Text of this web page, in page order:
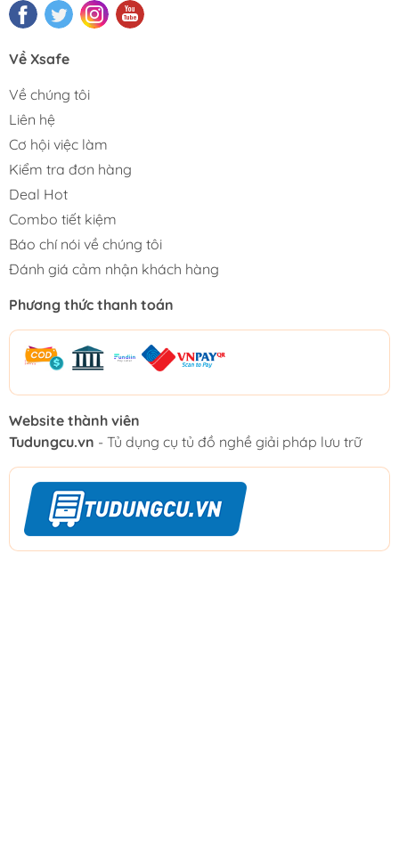
Về Xsafe
Về chúng tôi
Liên hệ
Cơ hội việc làm
Kiểm tra đơn hàng
Deal Hot
Combo tiết kiệm
Báo chí nói về chúng tôi
Đánh giá cảm nhận khách hàng
Phương thức thanh toán
Website thành viên
Tudungcu.vn - Tủ dụng cụ tủ đồ nghề giải pháp lưu trữ